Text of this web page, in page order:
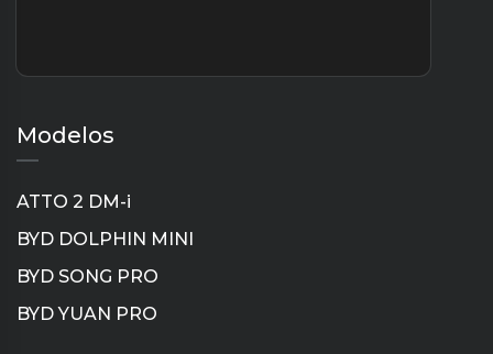
Modelos
ATTO 2 DM-i
BYD DOLPHIN MINI
BYD SONG PRO
BYD YUAN PRO